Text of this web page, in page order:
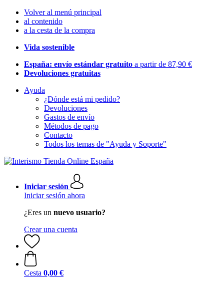
Volver al menú principal
al contenido
a la cesta de la compra
Vida sostenible
España: envío estándar gratuito a partir de 87,90 €
Devoluciones gratuitas
Ayuda
¿Dónde está mi pedido?
Devoluciones
Gastos de envío
Métodos de pago
Contacto
Todos los temas de "Ayuda y Soporte"
Iniciar sesión
Iniciar sesión ahora
¿Eres un nuevo usuario?
Crear una cuenta
Cesta 0,00 €